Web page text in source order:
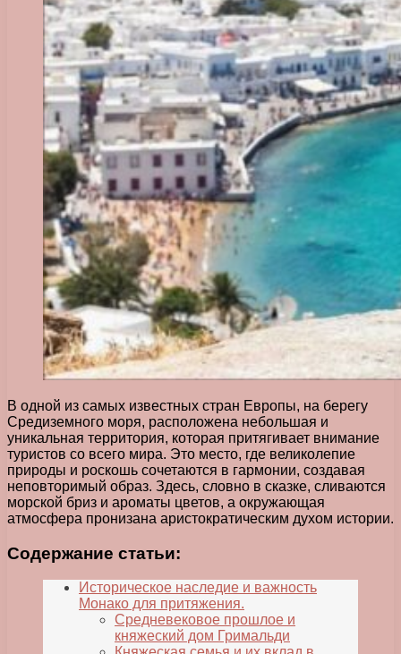
В одной из самых известных стран Европы, на берегу
Средиземного моря, расположена небольшая и
уникальная территория, которая притягивает внимание
туристов со всего мира. Это место, где великолепие
природы и роскошь сочетаются в гармонии, создавая
неповторимый образ. Здесь, словно в сказке, сливаются
морской бриз и ароматы цветов, а окружающая
атмосфера пронизана аристократическим духом истории.
Содержание статьи:
Историческое наследие и важность
Монако для притяжения.
Средневековое прошлое и
княжеский дом Гримальди